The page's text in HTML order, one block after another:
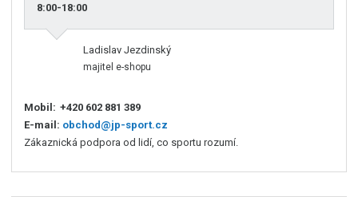
8:00-18:00
Ladislav Jezdinský
majitel e-shopu
Mobil: +420 602 881 389
E-mail: obchod@jp-sport.cz
Zákaznická podpora od lidí, co sportu rozumí.